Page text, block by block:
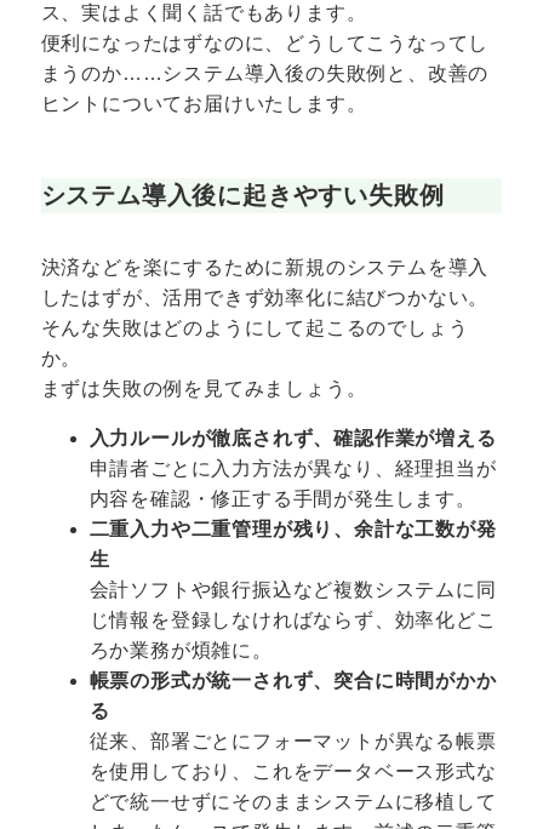
ス、実はよく聞く話でもあります。
便利になったはずなのに、どうしてこうなってし
まうのか……システム導入後の失敗例と、改善の
ヒントについてお届けいたします。
システム導入後に起きやすい失敗例
決済などを楽にするために新規のシステムを導入
したはずが、活用できず効率化に結びつかない。
そんな失敗はどのようにして起こるのでしょう
か。
まずは失敗の例を見てみましょう。
入力ルールが徹底されず、確認作業が増える
申請者ごとに入力方法が異なり、経理担当が
内容を確認・修正する手間が発生します。
二重入力や二重管理が残り、余計な工数が発
生
会計ソフトや銀行振込など複数システムに同
じ情報を登録しなければならず、効率化どこ
ろか業務が煩雑に。
帳票の形式が統一されず、突合に時間がかか
る
従来、部署ごとにフォーマットが異なる帳票
を使用しており、これをデータベース形式な
どで統一せずにそのままシステムに移植して